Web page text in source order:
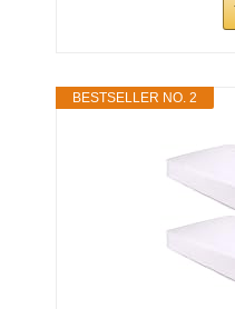
BESTSELLER NO. 2